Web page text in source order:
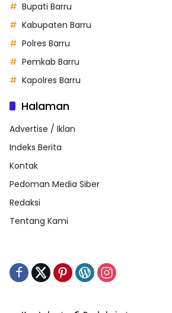
Bupati Barru
Kabupaten Barru
Polres Barru
Pemkab Barru
Kapolres Barru
Halaman
Advertise / Iklan
Indeks Berita
Kontak
Pedoman Media Siber
Redaksi
Tentang Kami